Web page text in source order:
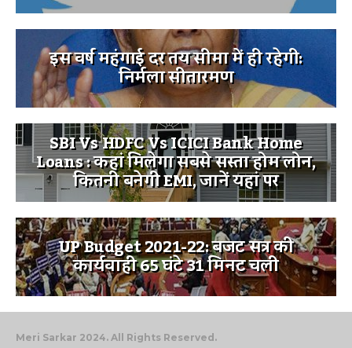
इस वर्ष महंगाई दर तय सीमा में ही रहेगी:
निर्मला सीतारमण
SBI Vs HDFC Vs ICICI Bank Home
Loans : कहां मिलेगा सबसे सस्ता होम लोन,
कितनी बनेगी EMI, जानें यहां पर
UP Budget 2021-22: बजट सत्र की
कार्यवाही 65 घंटे 31 मिनट चली
Meri Sarkar 2024. All Rights Reserved.